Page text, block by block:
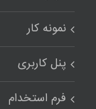
نمونه کار
پنل کاربری
فرم استخدام